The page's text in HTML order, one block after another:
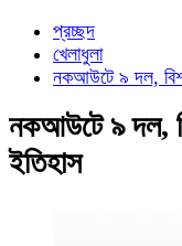
প্রচ্ছদ
খেলাধুলা
নকআউটে ৯ দল,
নকআউটে ৯ দল,
ইতিহাস